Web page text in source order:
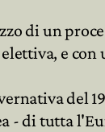
di un
e
del
- di tutta